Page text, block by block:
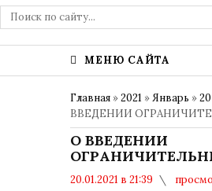
МЕНЮ САЙТА
Главная »2021 »Январь »20
ВВЕДЕНИИ
О ВВЕДЕНИИ
20.01.2021 в 21:39